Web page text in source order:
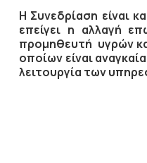
Η Συνεδρίαση είναι
επείγει η αλλαγή
προμηθευτή υγρών
οποίων είναι
λειτουργία των